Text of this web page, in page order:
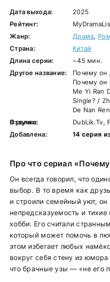
Дата выхода:
2025
Рейтинг:
Жанр:
Драма,
Страна:
Китай
Длина серии:
~45 мин.
Другое название:
Почему он
Почему он
Me Yi Ran
Single? /
De Nan Ren
В ролях:
Озвучка:
DubLik.Tv,
Добавлена:
14 серия
Про что сериал
Он всегда говорил, что
выбор. В то время как
и строили семейный уют, он
непредсказуемость и
хобби. Его считали
который может помочь в
этом избегает любых
вокруг себя стену из
что брачные узы — «не его